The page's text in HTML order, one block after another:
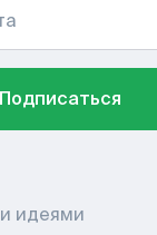
Подписаться
идеями